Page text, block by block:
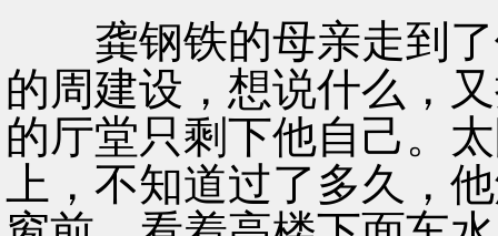
龚钢铁的母亲走到了
的周建设，想说什么，
的厅堂只剩下他自己。
上，不知道过了多久，